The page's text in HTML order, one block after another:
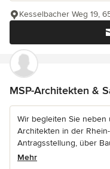
Kesselbacher Weg 19,
MSP-Architekten &
Wir begleiten Sie neben
Architekten in der
Antragsstellung, über
Mehr